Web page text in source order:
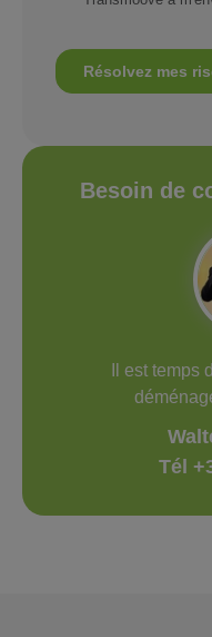
Besoin de
Il est temps
Tél